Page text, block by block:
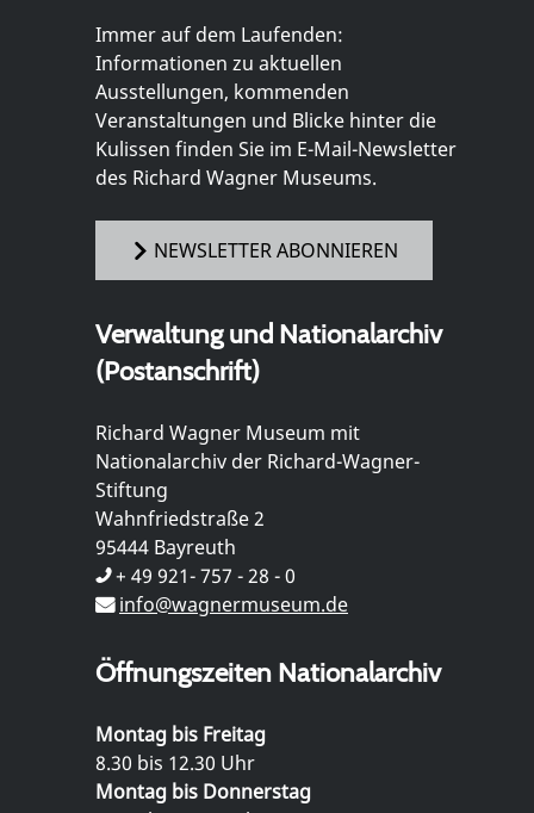
Immer auf dem Laufenden:
Informationen zu aktuellen
Ausstellungen, kommenden
Veranstaltungen und Blicke hinter die
Kulissen finden Sie im E-Mail-Newsletter
des Richard Wagner Museums.
NEWSLETTER ABONNIEREN
Verwaltung und Nationalarchiv
(Postanschrift)
Richard Wagner Museum mit
Nationalarchiv der Richard-Wagner-
Stiftung
Wahnfriedstraße 2
95444 Bayreuth
+ 49 921- 757 - 28 - 0
info@wagnermuseum.de
Öffnungszeiten Nationalarchiv
Montag bis Freitag
8.30 bis 12.30 Uhr
Montag bis Donnerstag